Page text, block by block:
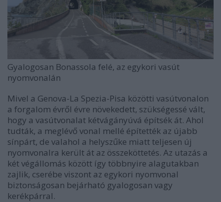
Gyalogosan Bonassola felé, az egykori vasút
nyomvonalán
Mivel a Genova-La Spezia-Pisa közötti vasútvonalon
a forgalom évről évre növekedett, szükségessé vált,
hogy a vasútvonalat kétvágányúvá építsék át. Ahol
tudták, a meglévő vonal mellé építették az újabb
sínpárt, de valahol a helyszűke miatt teljesen új
nyomvonalra került át az összeköttetés. Az utazás a
két végállomás között így többnyire alagutakban
zajlik, cserébe viszont az egykori nyomvonal
biztonságosan bejárható gyalogosan vagy
kerékpárral.